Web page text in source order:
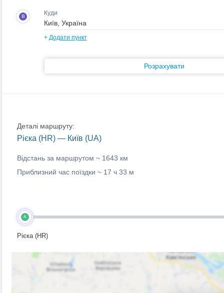
B Куди
+ Додати пункт
Розрахувати
Деталі маршруту:
Рієка (HR) — Київ (UA)
Відстань за маршрутом ~ 1643 км
Приблизний час поїздки ~ 17 ч 33 м
A
Рієка (HR)